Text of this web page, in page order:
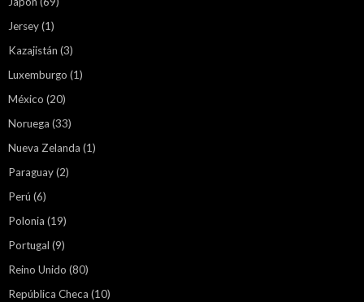
Jersey(1)
Kazajistán (3)
Luxemburgo (1)
México (20)
Noruega (33)
Nueva Zelanda (1)
Paraguay(2)
Perú (6)
Polonia (19)
Portugal (9)
Reino Unido (80)
República Checa (10)